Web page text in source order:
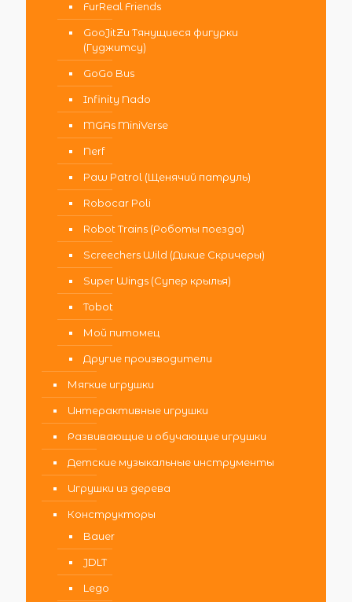
FurReal Friends
GooJitZu Тянущиеся фигурки
(Гуджитсу)
GoGo Bus
Infinity Nado
MGAs MiniVerse
Nerf
Paw Patrol (Щенячий патруль)
Robocar Poli
Robot Trains (Роботы поезда)
Screechers Wild (Дикие Скричеры)
Super Wings (Супер крылья)
Tobot
Мой питомец
Другие производители
Мягкие игрушки
Интерактивные игрушки
Развивающие и обучающие игрушки
Детские музыкальные инструменты
Игрушки из дерева
Конструкторы
Bauer
JDLT
Lego